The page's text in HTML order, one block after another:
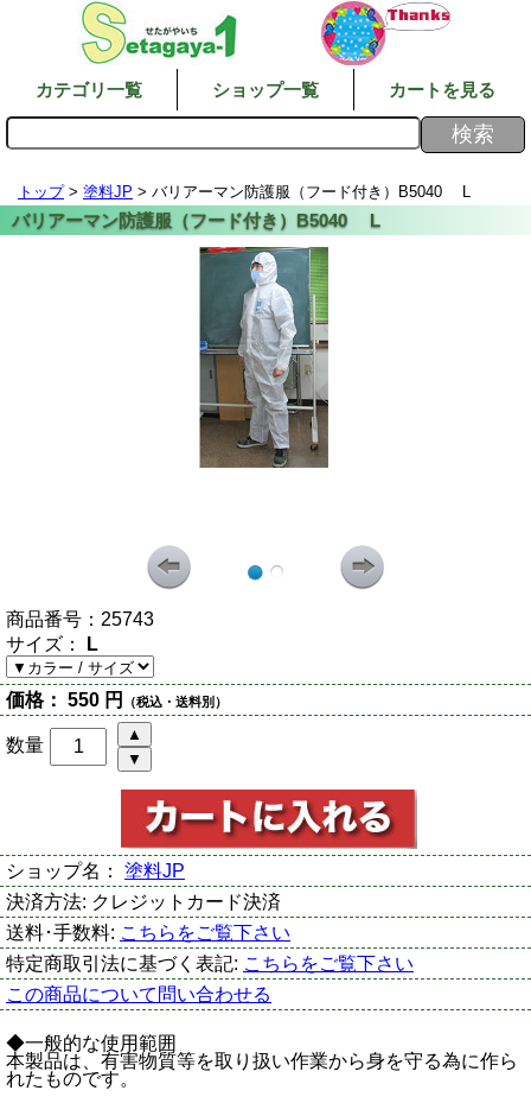
カテゴリ一覧 ショップ一覧 カートを見る
トップ> 塗料JP > バリアーマン防護服（フード付き）B5040 L
商品番号： 25743
サイズ： L
価格： 550 円 （税込・送料別）
数量
ショップ名： 塗料JP
決済方法: クレジットカード決済
送料･手数料: こちらをご覧下さい
特定商取引法に基づく表記: こちらをご覧下さい
この商品について問い合わせる
◆一般的な使用範囲
本製品は、有害物質等を取り扱い作業から身を守る為に作ら
れたものです。